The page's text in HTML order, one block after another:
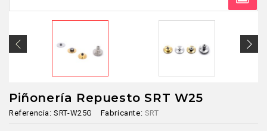
Piñonería Repuesto SRT W25
Referencia: SRT-W25G Fabricante: SRT